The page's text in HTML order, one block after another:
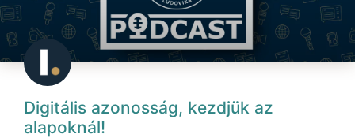
Digitális azonosság, kezdjük az
alapoknál!